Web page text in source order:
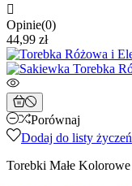

Opinie(0)
44,99 zł
Porównaj
Dodaj do listy życzeń
Torebki Małe Kolorowe